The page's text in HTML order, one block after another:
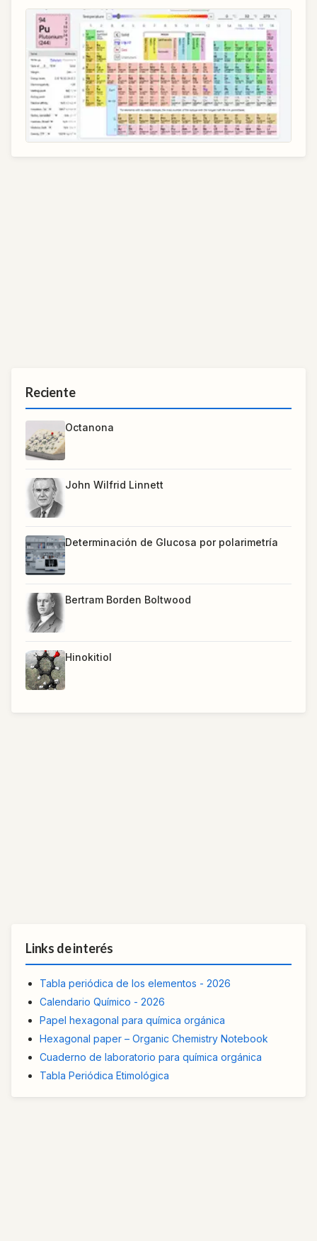
Reciente
Octanona
John Wilfrid Linnett
Determinación de Glucosa por polarimetría
Bertram Borden Boltwood
Hinokitiol
Links de interés
Tabla periódica de los elementos - 2026
Calendario Químico - 2026
Papel hexagonal para química orgánica
Hexagonal paper – Organic Chemistry Notebook
Cuaderno de laboratorio para química orgánica
Tabla Periódica Etimológica